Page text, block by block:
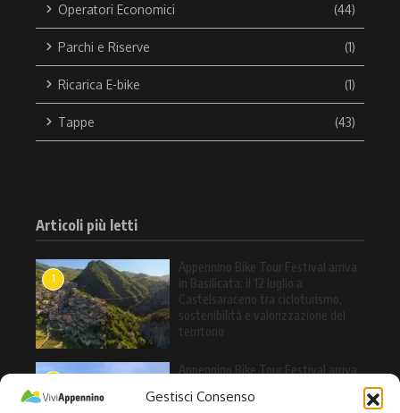
Gestisci Consenso
Operatori Economici (44)
Parchi e Riserve (1)
Ricarica E-bike (1)
Tappe (43)
Articoli più letti
1
Appennino Bike Tour Festival arriva
in Basilicata: il 12 luglio a
Castelsaraceno tra cicloturismo,
sostenibilità e valorizzazione del
territorio
Appennino Bike Tour Festival arriva
giornata tra cicloturismo, natura e